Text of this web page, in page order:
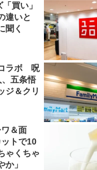
買い」
違いと
聞く
コラボ 呪
五条悟
ジ＆クリ
＆面
トで10
ゃくちゃ
か」